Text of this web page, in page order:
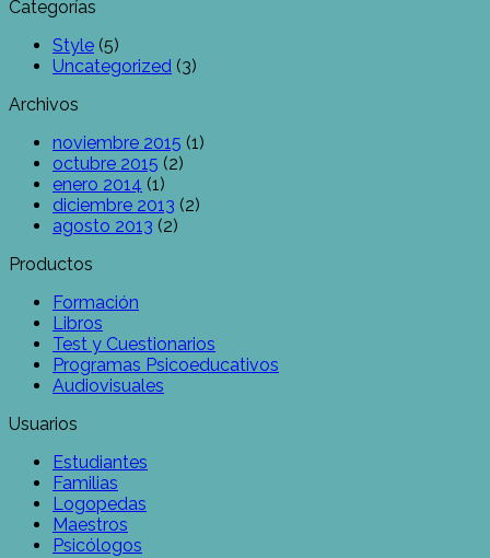
Categorías
Style (5)
Uncategorized (3)
Archivos
noviembre 2015 (1)
octubre 2015 (2)
enero 2014 (1)
diciembre 2013 (2)
agosto 2013 (2)
Productos
Formación
Libros
Test y Cuestionarios
Programas Psicoeducativos
Audiovisuales
Usuarios
Estudiantes
Familias
Logopedas
Maestros
Psicólogos